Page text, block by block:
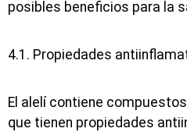
posibles beneficios para la
4.1. Propiedades
El alelí contiene
que tienen propiedades